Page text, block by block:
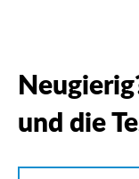
und die